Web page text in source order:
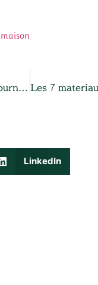
Trois applications et logiciels 3D incontournables pour l’amenagement jardin
LinkedIn